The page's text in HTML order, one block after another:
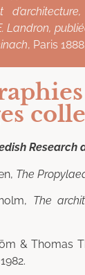
Landron,
, Paris
Research
The
The
& Thomas